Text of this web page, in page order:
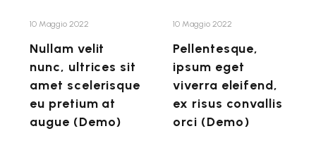
eu
pretium
at
augue
(Demo)
10 Maggio 2022
Nullam velit
nunc, ultrices sit
amet scelerisque
eu pretium at
augue (Demo)
convallis
orci
(Demo)
10 Maggio 2022
Pellentesque,
ipsum eget
viverra eleifend,
ex risus convallis
orci (Demo)